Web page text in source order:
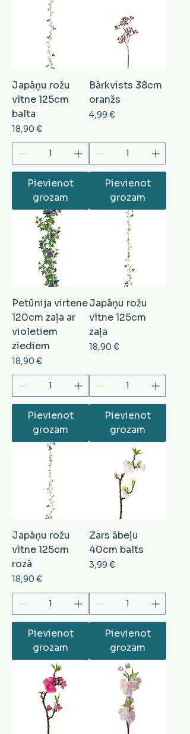
Japāņu rožu
vītne 125cm
balta
Cena
18,90 €
Pievienot
grozam
Bārkvists 38cm
oranžs
Cena
4,99 €
Pievienot
grozam
Petūnija virtene
120cm zaļa ar
violetiem
ziediem
Cena
18,90 €
Pievienot
grozam
Japāņu rožu
vītne 125cm
zaļa
Cena
18,90 €
Pievienot
grozam
Japāņu rožu
vītne 125cm
rozā
Cena
18,90 €
Pievienot
grozam
Zars ābeļu
40cm balts
Cena
3,99 €
Pievienot
grozam